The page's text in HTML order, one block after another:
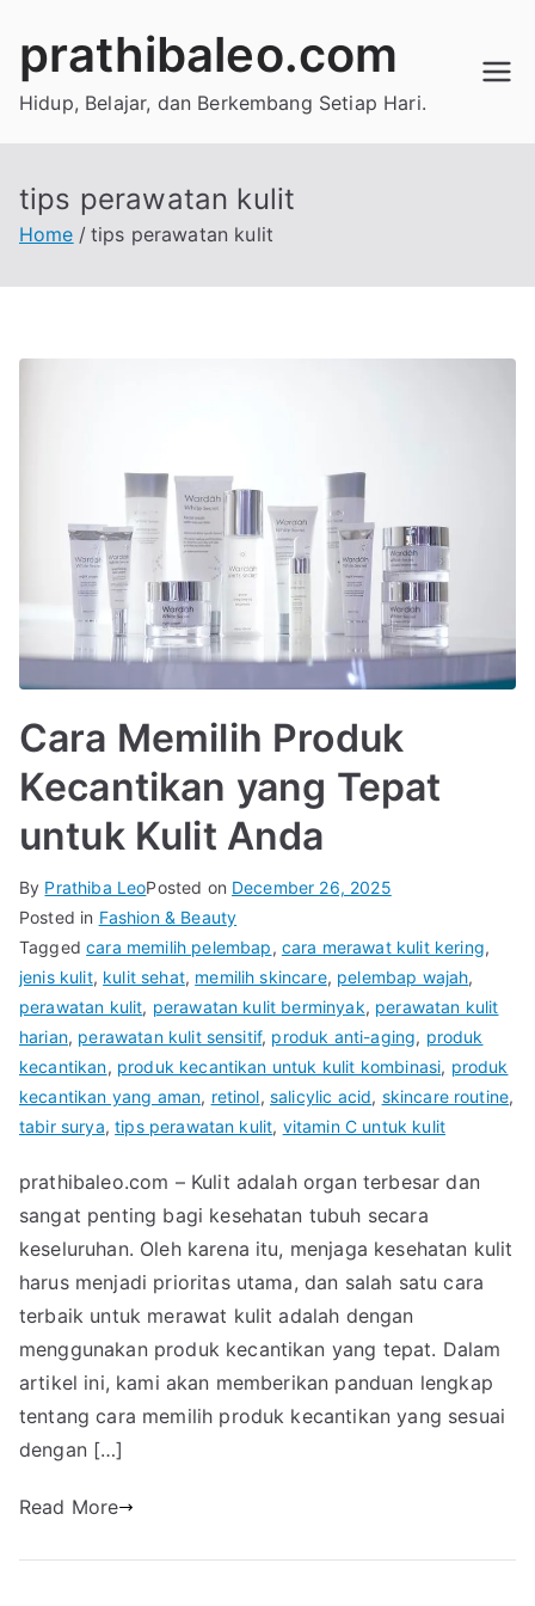
content
prathibaleo.com
Hidup, Belajar, dan Berkembang Setiap Hari.
tips perawatan kulit
Home tips perawatan kulit
Cara Memilih Produk
Kecantikan yang Tepat
untuk Kulit Anda
By Prathiba LeoPosted on December 26, 2025
Posted in Fashion & Beauty
Taggedcara memilih pelembap, cara merawat kulit kering,
jenis kulit, kulit sehat, memilih skincare, pelembap wajah,
perawatan kulit, perawatan kulit berminyak, perawatan kulit
harian, perawatan kulit sensitif, produk anti-aging, produk
kecantikan, produk kecantikan untuk kulit kombinasi, produk
kecantikan yang aman, retinol, salicylic acid, skincare routine,
tabir surya,tips perawatan kulit, vitamin C untuk kulit
prathibaleo.com – Kulit adalah organ terbesar dan
sangat penting bagi kesehatan tubuh secara
keseluruhan. Oleh karena itu, menjaga kesehatan kulit
harus menjadi prioritas utama, dan salah satu cara
terbaik untuk merawat kulit adalah dengan
menggunakan produk kecantikan yang tepat. Dalam
artikel ini, kami akan memberikan panduan lengkap
tentang cara memilih produk kecantikan yang sesuai
dengan […]
Read More